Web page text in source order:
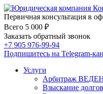
Первичная консультация в
Всего 5 000 ₽
Заказать обратный звонок
+7 905 976-99-94
Подпишитесь на Telegram-
Услуги
Арбитраж
Взыскание долгов